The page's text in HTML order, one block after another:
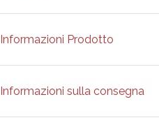
Informazioni Prodotto
Informazioni sulla consegna